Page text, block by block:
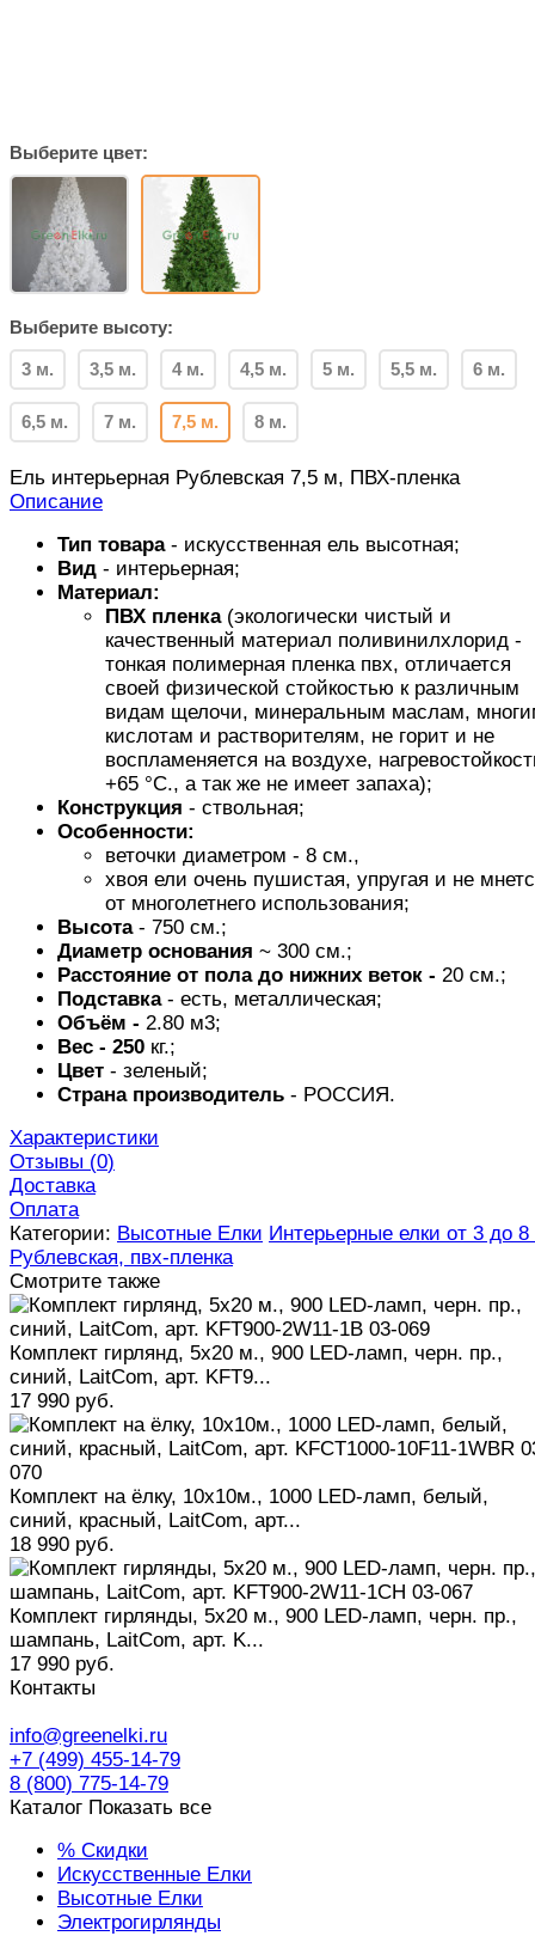
Выберите цвет:
Выберите высоту:
3 м. 3,5 м. 4 м. 4,5 м. 5 м. 5,5 м. 6 м.
6,5 м. 7 м. 7,5 м. 8 м.
Ель интерьерная Рублевская 7,5 м, ПВХ-пленка
Описание
Тип товара- искусственная ель высотная;
Вид - интерьерная;
Материал:
ПВХ пленка(экологически чистый и
качественный материал поливинилхлорид -
тонкая полимерная пленка пвх, отличается
своей физической стойкостью к различным
видам щелочи, минеральным маслам,
кислотам и растворителям, не горит и не
воспламеняется на воздухе,
+65 °C., а так же не имеет запаха);
Конструкция - ствольная;
Особенности:
веточки диаметром - 8 см.,
хвоя ели очень пушистая, упругая и не
от многолетнего использования;
Высота- 750 см.;
Диаметр основания ~ 300 см.;
Расстояние от пола до нижних веток - 20 см.;
Подставка- есть, металлическая;
Объём - 2.80 м3;
Вес - 250 кг.;
Цвет - зеленый;
Страна производитель - РОССИЯ.
Характеристики
Отзывы (0)
Доставка
Оплата
Категории: Высотные Елки Интерьерные елки от 3 до
Рублевская, пвх-пленка
Смотрите также
Комплект гирлянд, 5x20 м., 900 LED-ламп, черн. пр.,
cиний, LaitCom, арт. KFT9...
17 990 руб.
Комплект на ёлку, 10x10м., 1000 LED-ламп, белый,
синий, красный, LaitCom, арт...
18 990 руб.
Комплект гирлянды, 5x20 м., 900 LED-ламп, черн. пр.,
шампань, LaitCom, арт. K...
17 990 руб.
Контакты
info@greenelki.ru
+7 (499) 455-14-79
8 (800) 775-14-79
Каталог Показать все
% Скидки
Искусственные Елки
Высотные Елки
Электрогирлянды